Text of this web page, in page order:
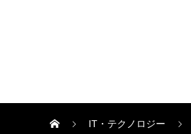
IT・テクノロジー